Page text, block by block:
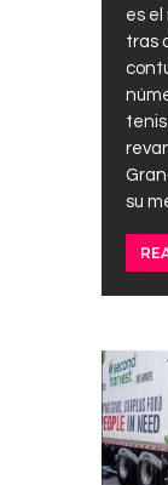
es el
tras
su